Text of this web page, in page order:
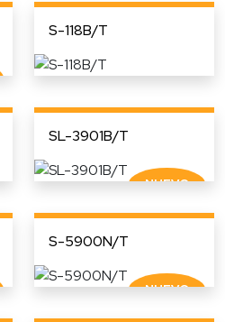
S-118B/T
SL-3901B/T
S-5900N/T